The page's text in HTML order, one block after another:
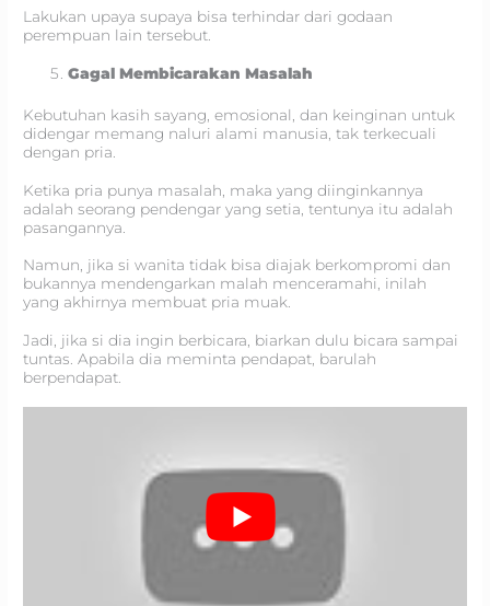
Lakukan upaya supaya bisa terhindar dari godaan
perempuan lain tersebut.
Gagal Membicarakan Masalah
Kebutuhan kasih sayang, emosional, dan keinginan untuk
didengar memang naluri alami manusia, tak terkecuali
dengan pria.
Ketika pria punya masalah, maka yang diinginkannya
adalah seorang pendengar yang setia, tentunya itu adalah
pasangannya.
Namun, jika si wanita tidak bisa diajak berkompromi dan
bukannya mendengarkan malah menceramahi, inilah
yang akhirnya membuat pria muak.
Jadi, jika si dia ingin berbicara, biarkan dulu bicara sampai
tuntas. Apabila dia meminta pendapat, barulah
berpendapat.